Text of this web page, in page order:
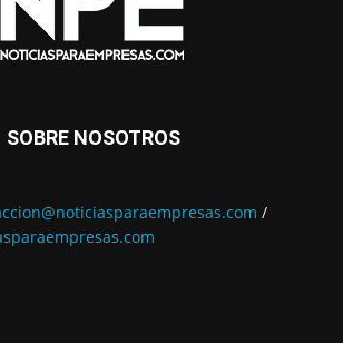
SOBRE NOSOTROS
/